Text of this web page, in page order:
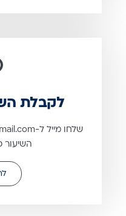
לקבלת
השיעור